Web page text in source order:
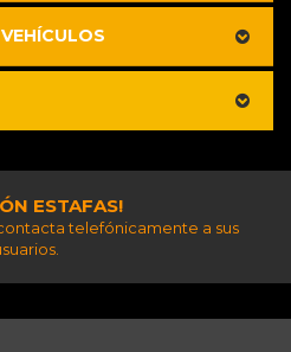
ESTAFAS!
telefónicamente a sus